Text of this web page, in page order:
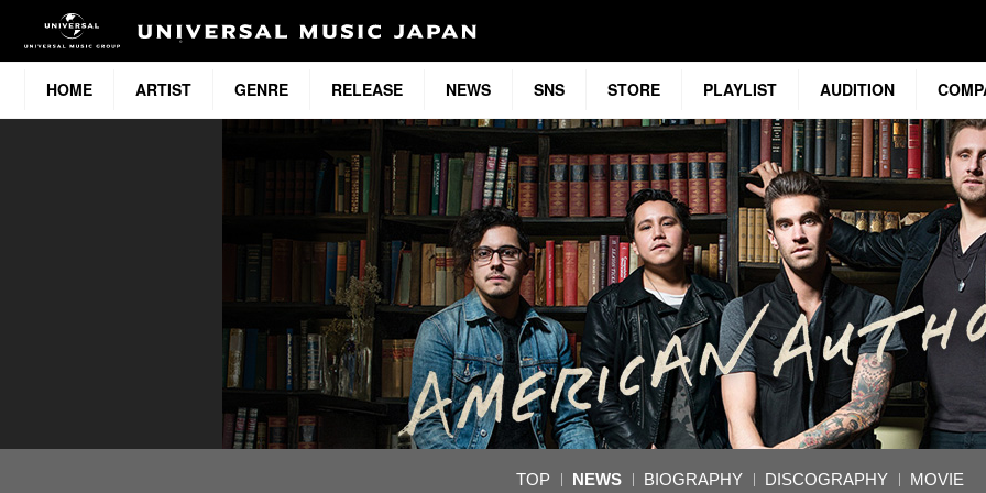
HOME ARTIST GENRE RELEASE NEWS SNS STORE PLAYLIST AUDITION
TOP NEWS BIOGRAPHY DISCOGRAPHY MOVIE